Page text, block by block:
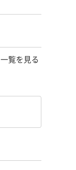
一覧を見る